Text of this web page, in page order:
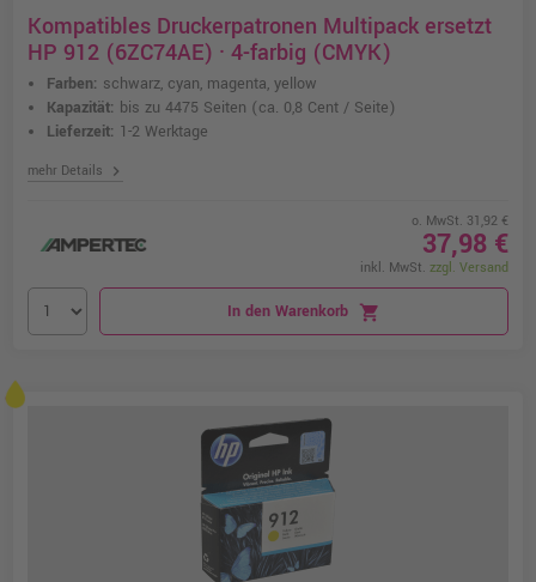
Kompatibles Druckerpatronen Multipack ersetzt
HP 912 (6ZC74AE) · 4-farbig (CMYK)
Farben: schwarz, cyan, magenta, yellow
Kapazität: bis zu 4475 Seiten (ca. 0,8 Cent / Seite)
Lieferzeit: 1-2 Werktage
mehr Details chevron_right
o. MwSt. 31,92 €
37,98 €
inkl. MwSt. zzgl. Versand
In den Warenkorb shopping_cart